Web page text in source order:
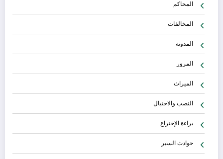
المحاكم
المخالفات
المدونة
المرور
الميراث
النصب والاحتيال
براءة الإختراع
حوادث السير